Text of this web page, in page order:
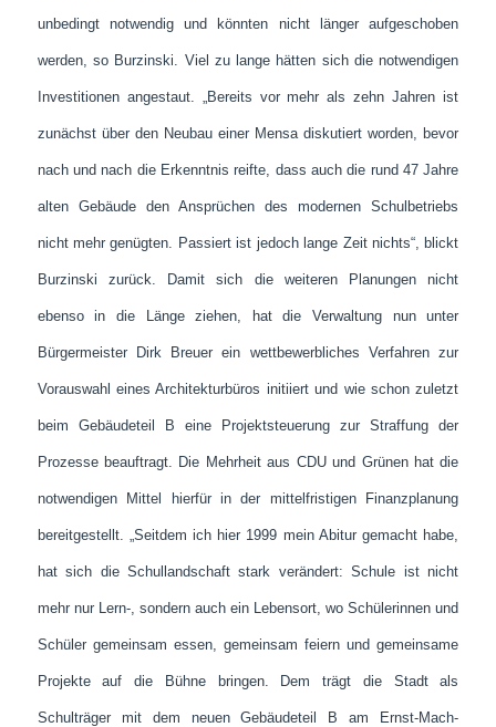
unbedingt notwendig und könnten nicht länger aufgeschoben
werden, so Burzinski. Viel zu lange hätten sich die notwendigen
Investitionen angestaut. „Bereits vor mehr als zehn Jahren ist
zunächst über den Neubau einer Mensa diskutiert worden, bevor
nach und nach die Erkenntnis reifte, dass auch die rund 47 Jahre
alten Gebäude den Ansprüchen des modernen Schulbetriebs
nicht mehr genügten. Passiert ist jedoch lange Zeit nichts“, blickt
Burzinski zurück. Damit sich die weiteren Planungen nicht
ebenso in die Länge ziehen, hat die Verwaltung nun unter
Bürgermeister Dirk Breuer ein wettbewerbliches Verfahren zur
Vorauswahl eines Architekturbüros initiiert und wie schon zuletzt
beim Gebäudeteil B eine Projektsteuerung zur Straffung der
Prozesse beauftragt. Die Mehrheit aus CDU und Grünen hat die
notwendigen Mittel hierfür in der mittelfristigen Finanzplanung
bereitgestellt. „Seitdem ich hier 1999 mein Abitur gemacht habe,
hat sich die Schullandschaft stark verändert: Schule ist nicht
mehr nur Lern-, sondern auch ein Lebensort, wo Schülerinnen und
Schüler gemeinsam essen, gemeinsam feiern und gemeinsame
Projekte auf die Bühne bringen. Dem trägt die Stadt als
Schulträger mit dem neuen Gebäudeteil B am Ernst-Mach-